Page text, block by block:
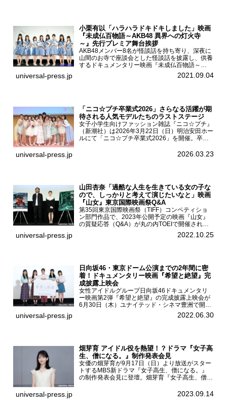
小栗有以「ハラハラドキドキしました」映画
『未成仏百物語～AKB48 異界への灯火寺
～』先行プレミア舞台挨拶
AKB48メンバー8名が怪談話を持ち寄り、深夜に
山間のお寺で座談会とした怪談話を披露し、供養
するドキュメンタリー映画『未成仏百物語～
AKB48異界への灯火寺～』の先行プレミア舞台
挨拶が東京・ユナイテッド・シネマ豊洲で開催さ
universal-press.jp 2021.09.04
「ニコ☆プチ卒業式2026」さらなる活躍が期
待される人気モデルたちのラストステージ
女子小学生向けファッション雑誌『ニコ☆プチ』
（新潮社）は2026年3月22日（日）明治安田ホー
ルにて「ニコ☆プチ卒業式2026」を開催。卒業
ん、末永ひなた、高梨琴乃、土井ありさ、藤田蒼
universal-press.jp 2026.03.23
山田杏奈「過酷な人生を生きている女の子な
ので、しっかりと考えて演じたいなと」映画
『山女』東京国際映画祭Q&A
第35回東京国際映画祭（TIFF）コンペティショ
ン部門作品で、2023年公開予定の映画『山女』
の質疑応答（Q&A）が丸の内TOEIで開催され、
主演を務めた女優の山田杏奈、監督の福永壮志が
登壇。本作について語った。映画『山女』第35
universal-press.jp 2022.10.25
日向坂46・東京ドーム公演までの2年間に密
着！ドキュメンタリー映画『希望と絶望』完
成披露上映会
女性アイドルグループ日向坂46ドキュメンタリ
ー映画第2弾『希望と絶望』の完成披露上映会が
6月30日（木）ユナイテッド・シネマ豊洲で開催
され、日向坂46メンバーの加藤史帆、齊藤京
子、佐々木久美、富田鈴花、松田好花の5人が登
universal-press.jp 2022.06.30
畑芽育 アイドル役を熱望！？ドラマ『女子高
生、僧になる。』制作発表会見
女優の畑芽育が9月17日（日）より放送がスター
トするMBS新ドラマ『女子高生、僧になる。』
の制作発表会見に登壇。畑芽育『女子高生、僧に
ーについて「下白石麦は頭にビックリマークと、
universal-press.jp 2023.09.14